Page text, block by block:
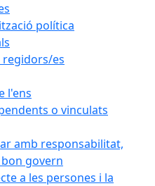
política
es
l'ens
o vinculats
amb responsabilitat,
govern
a les persones i la